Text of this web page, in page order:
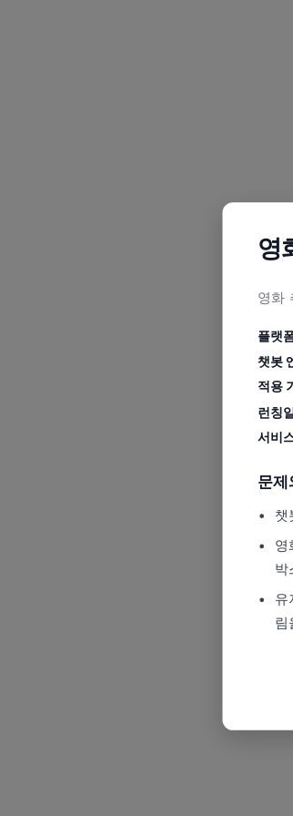
영
영화
플랫
챗봇
적용
런칭
서비
문제
챗
영
박
유
림